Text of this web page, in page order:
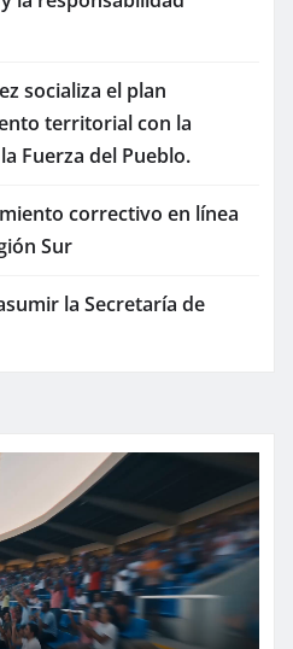
socializa el plan
territorial con la
Fuerza del Pueblo.
correctivo en línea
Sur
la Secretaría de